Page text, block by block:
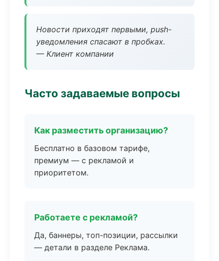
Новости приходят первыми, push-
уведомления спасают в пробках.
— Клиент компании
Часто задаваемые вопросы
Как разместить организацию?
Бесплатно в базовом тарифе,
премиум — с рекламой и
приоритетом.
Работаете с рекламой?
Да, баннеры, топ-позиции, рассылки
— детали в разделе Реклама.